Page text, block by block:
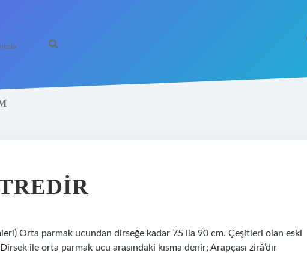
Orta parmak ucundan dirseğe kadar 75 ila 90 cm. Çeşitleri olan eski
ile orta parmak ucu arasındaki kısma denir; Arapçası zirâ’dır